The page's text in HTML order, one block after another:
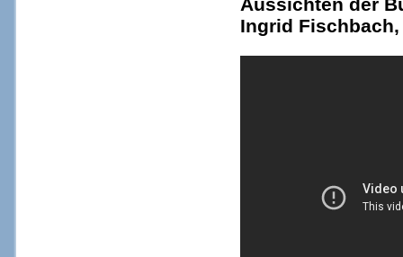
Ingrid